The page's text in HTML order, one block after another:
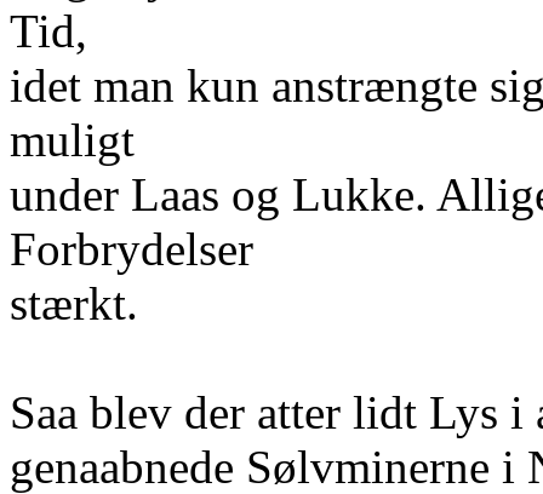
Tid,
idet man kun anstrængte
muligt
under Laas og Lukke.
Forbrydelser
stærkt.
Saa blev der atter lidt Lys
genaabnede Sølvminerne i